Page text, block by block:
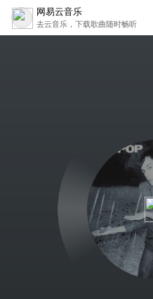
网易云音乐
去云音乐，下载歌曲随时畅听